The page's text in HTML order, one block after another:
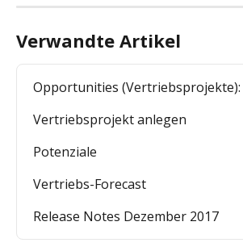
Verwandte Artikel
Opportunities (Vertriebsprojekte):
Vertriebsprojekt anlegen
Potenziale
Vertriebs-Forecast
Release Notes Dezember 2017